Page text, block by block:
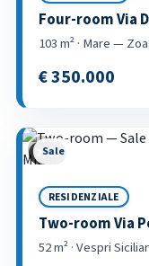
Four-room Via
103 m² · Mare —
€ 350.000
‹3 / 21
Sale
RESIDENZIALE
Two-room Via
52 m² · Vespri